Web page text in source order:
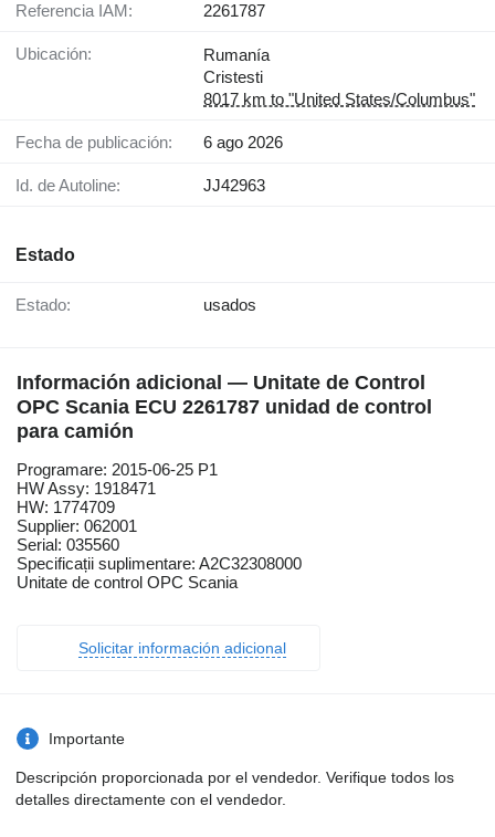
Referencia IAM: 2261787
Ubicación:
Rumanía
Cristesti
8017 km to "United States/Columbus"
Fecha de publicación: 6 ago 2026
Id. de Autoline: JJ42963
Estado
Estado: usados
Información adicional — Unitate de Control
OPC Scania ECU 2261787 unidad de control
para camión
Programare: 2015-06-25 P1
HW Assy: 1918471
HW: 1774709
Supplier: 062001
Serial: 035560
Specificații suplimentare: A2C32308000
Unitate de control OPC Scania
Solicitar información adicional
Importante
Descripción proporcionada por el vendedor. Verifique todos los
detalles directamente con el vendedor.